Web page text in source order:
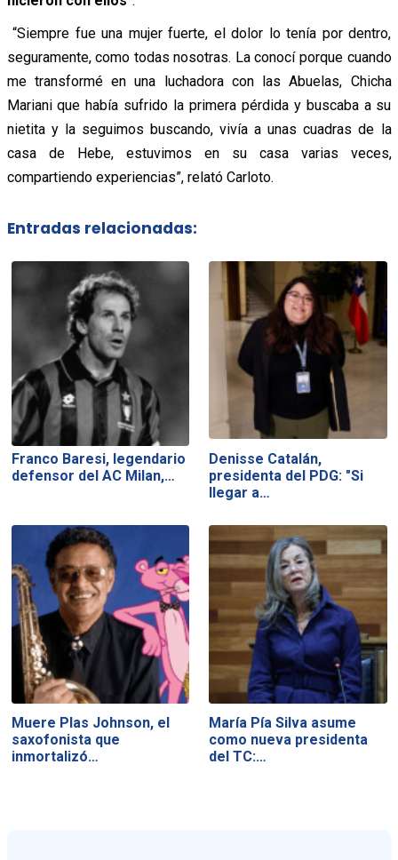
“Siempre fue una mujer fuerte, el dolor lo tenía por dentro,
seguramente, como todas nosotras. La conocí porque cuando
me transformé en una luchadora con las Abuelas, Chicha
Mariani que había sufrido la primera pérdida y buscaba a su
nietita y la seguimos buscando, vivía a unas cuadras de la
casa de Hebe, estuvimos en su casa varias veces,
compartiendo experiencias”, relató Carloto.
Entradas relacionadas:
Franco Baresi, legendario
defensor del AC Milan,…
Denisse Catalán,
presidenta del PDG: "Si
llegar a…
Muere Plas Johnson, el
saxofonista que
inmortalizó…
María Pía Silva asume
como nueva presidenta
del TC:…